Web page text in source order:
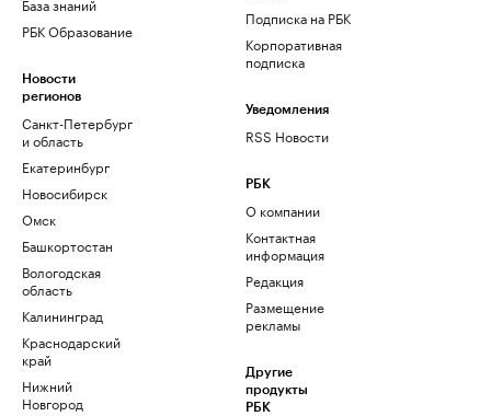
База знаний
РБК Образование
Новости
регионов
Санкт-Петербург
и область
Екатеринбург
Новосибирск
Омск
Башкортостан
Вологодская
область
Калининград
Краснодарский
край
Нижний
Новгород
Подписка на РБК
Корпоративная
подписка
Уведомления
RSS Новости
РБК
О компании
Контактная
информация
Редакция
Размещение
рекламы
Другие
продукты
РБК